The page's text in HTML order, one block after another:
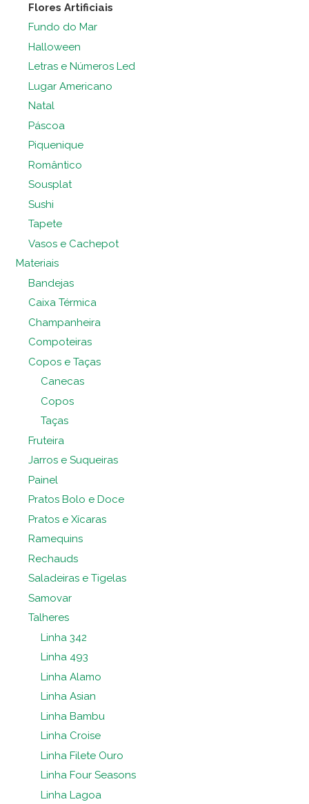
Flores Artificiais
Fundo do Mar
Halloween
Letras e Números Led
Lugar Americano
Natal
Páscoa
Piquenique
Romântico
Sousplat
Sushi
Tapete
Vasos e Cachepot
Materiais
Bandejas
Caixa Térmica
Champanheira
Compoteiras
Copos e Taças
Canecas
Copos
Taças
Fruteira
Jarros e Suqueiras
Painel
Pratos Bolo e Doce
Pratos e Xícaras
Ramequins
Rechauds
Saladeiras e Tigelas
Samovar
Talheres
Linha 342
Linha 493
Linha Alamo
Linha Asian
Linha Bambu
Linha Croise
Linha Filete Ouro
Linha Four Seasons
Linha Lagoa